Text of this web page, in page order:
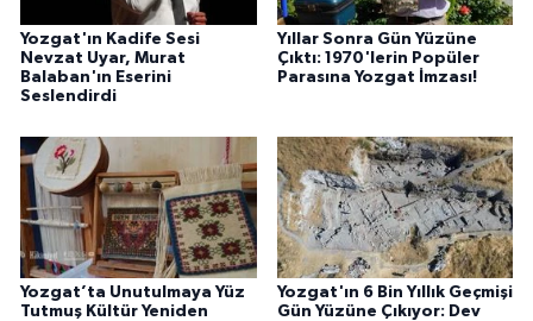
Yozgat'ın Kadife Sesi
Nevzat Uyar, Murat
Balaban'ın Eserini
Seslendirdi
Yıllar Sonra Gün Yüzüne
Çıktı: 1970'lerin Popüler
Parasına Yozgat İmzası!
Yozgat’ta Unutulmaya Yüz
Tutmuş Kültür Yeniden
Yozgat'ın 6 Bin Yıllık Geçmişi
Gün Yüzüne Çıkıyor: Dev